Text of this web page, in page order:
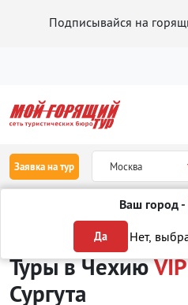
Подписывайся на
Заявка на тур Москва
Ваш город -
Да Нет,
Отдых в Чехии
Туры в Чехию
Сургута